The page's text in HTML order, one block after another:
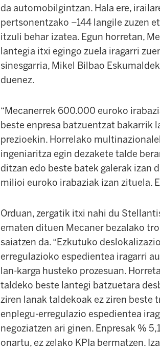
da automobilgintzan. Hala ere,
pertsonentzako –144 langile zuzen
itzuli behar izatea. Egun horretan,
lantegia itxi egingo zuela iragarri
sinesgarria, Mikel Bilbao
duenez.
“Mecanerrek 600.000 euroko
beste enpresa batzuentzat bakarrik
prezioekin. Horrelako
ingeniaritza egin dezakete talde
ditzan edo beste batek galerak izan
milioi euroko irabaziak izan zituela.
Orduan, zergatik itxi nahi du
ematen dituen Mecaner bezalako
saiatzen da. “Ezkutuko
erregulazioko espedientea iragarri
lan-karga husteko prozesuan.
taldeko beste lantegi batzuetara
ziren lanak taldekoak ez ziren
enplegu-erregulazio espedientea
negoziatzen ari ginen. Enpresak %
onartu, ez zelako KPIa bermatzen.